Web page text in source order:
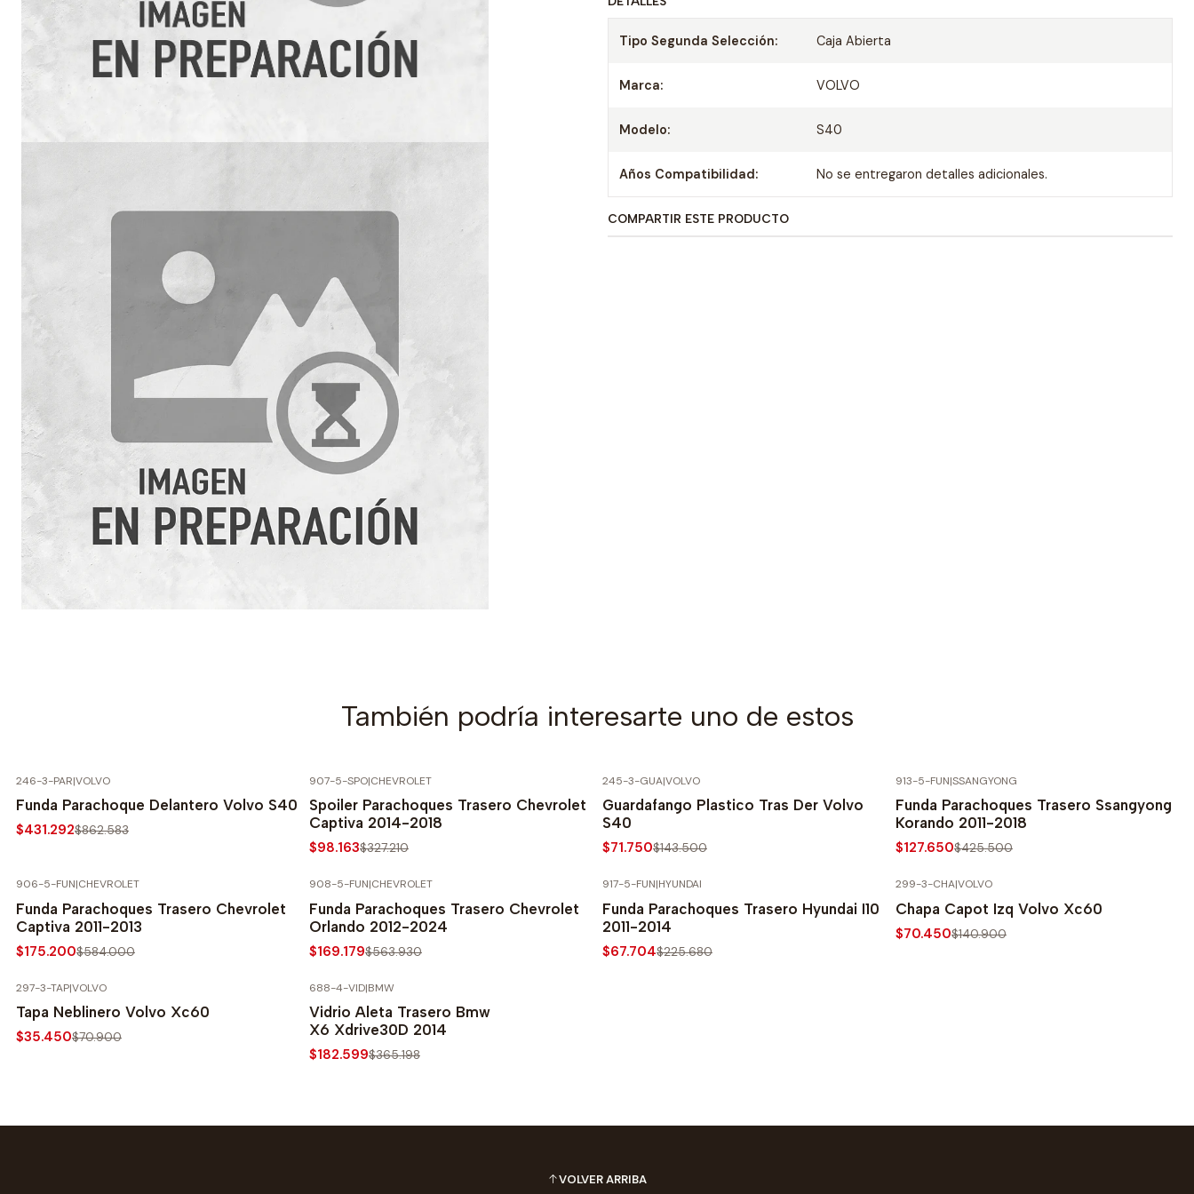
Tipo Segunda Selección: Caja Abierta
Marca: VOLVO
Modelo: S40
Años Compatibilidad: No se entregaron detalles adicionales.
COMPARTIR ESTE PRODUCTO
También podría interesarte uno de estos
246-3-PAR|VOLVO
Funda Parachoque Delantero Volvo S40
$431.292$862.583
907-5-SPO|CHEVROLET
Spoiler Parachoques Trasero Chevrolet
Captiva 2014-2018
$98.163$327.210
245-3-GUA|VOLVO
Guardafango Plastico Tras Der Volvo
S40
$71.750$143.500
913-5-FUN|SSANGYONG
Funda Parachoques Trasero Ssangyong
Korando 2011-2018
$127.650$425.500
906-5-FUN|CHEVROLET
Funda Parachoques Trasero Chevrolet
Captiva 2011-2013
$175.200$584.000
908-5-FUN|CHEVROLET
Funda Parachoques Trasero Chevrolet
Orlando 2012-2024
$169.179$563.930
917-5-FUN|HYUNDAI
Funda Parachoques Trasero Hyundai I10
2011-2014
$67.704$225.680
299-3-CHA|VOLVO
Chapa Capot Izq Volvo Xc60
$70.450$140.900
297-3-TAP|VOLVO
Tapa Neblinero Volvo Xc60
$35.450$70.900
688-4-VID|BMW
Vidrio Aleta Trasero Bmw
X6 Xdrive30D 2014
$182.599$365.198
VOLVER ARRIBA